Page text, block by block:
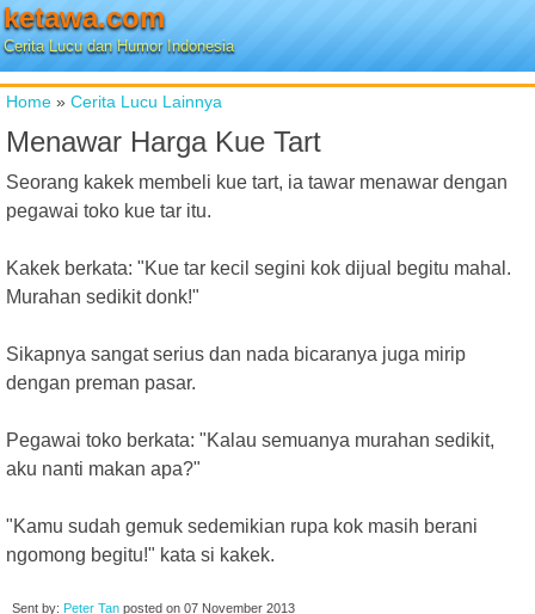
ketawa.com
Cerita Lucu dan Humor Indonesia
Home » Cerita Lucu Lainnya
Menawar Harga Kue Tart
Seorang kakek membeli kue tart, ia tawar menawar dengan
pegawai toko kue tar itu.
Kakek berkata: "Kue tar kecil segini kok dijual begitu mahal.
Murahan sedikit donk!"
Sikapnya sangat serius dan nada bicaranya juga mirip
dengan preman pasar.
Pegawai toko berkata: "Kalau semuanya murahan sedikit,
aku nanti makan apa?"
"Kamu sudah gemuk sedemikian rupa kok masih berani
ngomong begitu!" kata si kakek.
Sent by: Peter Tan posted on 07 November 2013